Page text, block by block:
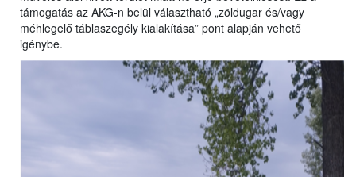
támogatás az AKG-n belül választható „zöldugar és/vagy
méhlegelő táblaszegély kialakítása” pont alapján vehető
igénybe.